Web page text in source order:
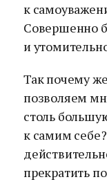
к
Совершенно
и
Так почему
позволяем
столь
к самим
прекратить